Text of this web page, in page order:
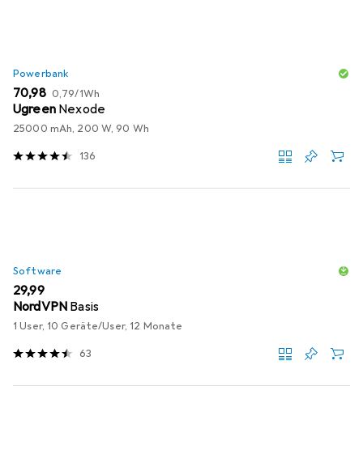
Powerbank
EUR
70,98 EUR
0,79/1Wh
Ugreen Nexode
25000 mAh, 200 W, 90 Wh
136
Software
EUR
29,99
NordVPN Basis
1 User, 10 Geräte/User, 12 Monate
63